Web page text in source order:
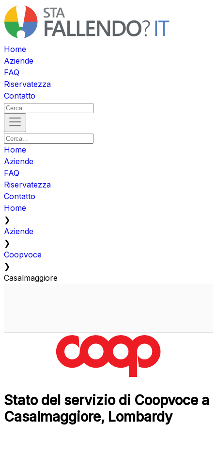
Home
Aziende
FAQ
Riservatezza
Contatto
Home
Aziende
FAQ
Riservatezza
Contatto
Home
❯
Aziende
❯
Coopvoce
❯
Casalmaggiore
Stato del servizio di Coopvoce a
Casalmaggiore, Lombardy